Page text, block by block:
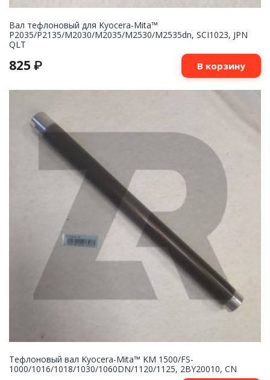
Вал тефлоновый для Kyocera-Mita™
P2035/P2135/M2030/M2035/M2530/M2535dn, SCI1023, JPN
QLT
825 ₽ В корзину
Тефлоновый вал Kyocera-Mita™ KM 1500/FS-
1000/1016/1018/1030/1060DN/1120/1125, 2BY20010, CN